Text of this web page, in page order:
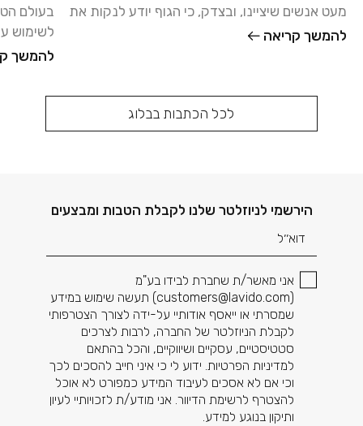
מעט אנשים שיציינו, ובצדק, כי הגוף יודע לנקות את
עצמו, ואפשר להסתפק
להמשך קריאה
בעולם
לשימוש
המקום
להמשך
לכל הכתבות בבלוג
הירשמי לניוזלטר שלנו לקבלת הטבות ומבצעים
דוא׳׳ל
אני מאשר/ת שחברת לבידו בע"מ
(
customers@lavido.com) תעשה שימוש במידע
שמסרתי או ייאסף אודותיי על-ידה לצורך הצטרפותי
לקבלת הניוזלטר של החברה, לרבות לצרכים
סטטיסטיים, עסקיים ושיווקיים, והכל בהתאם
למדיניות הפרטיות. ידוע לי כי איני חייב להסכים לכך
וכי אם לא אסכים לעיבוד המידע כמפורט לא אוכל
להצטרף לרשימת הדיוור. אני מודע/ת לזכויותיי לעיון
ותיקון בנוגע למידע.